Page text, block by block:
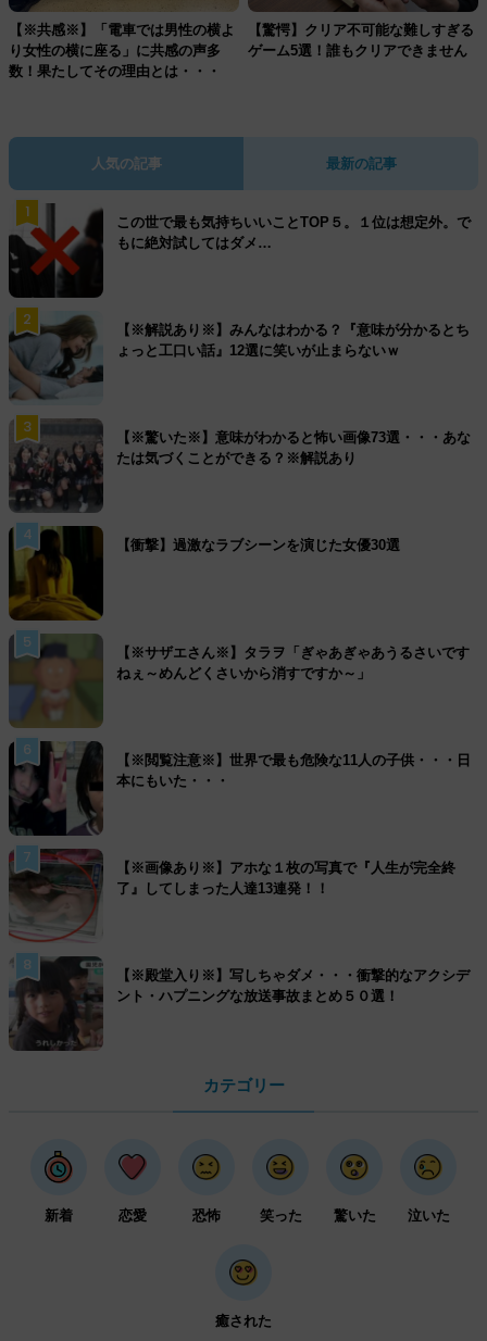
【※共感※】「電車では男性の横よ
り女性の横に座る」に共感の声多
数！果たしてその理由とは・・・
【驚愕】クリア不可能な難しすぎる
ゲーム5選！誰もクリアできません
人気の記事 最新の記事
1
この世で最も気持ちいいことTOP５。１位は想定外。で
もに絶対試してはダメ…
2
【※解説あり※】みんなはわかる？『意味が分かるとち
ょっと工口い話』12選に笑いが止まらないｗ
3
【※驚いた※】意味がわかると怖い画像73選・・・あな
たは気づくことができる？※解説あり
4
【衝撃】過激なラブシーンを演じた女優30選
5
【※サザエさん※】タラヲ「ぎゃあぎゃあうるさいです
ねぇ～めんどくさいから消すですか～」
6
【※閲覧注意※】世界で最も危険な11人の子供・・・日
本にもいた・・・
7
【※画像あり※】アホな１枚の写真で『人生が完全終
了』してしまった人達13連発！！
8
【※殿堂入り※】写しちゃダメ・・・衝撃的なアクシデ
ント・ハプニングな放送事故まとめ５０選！
カテゴリー
新着 恋愛 恐怖 笑った 驚いた 泣いた
癒された